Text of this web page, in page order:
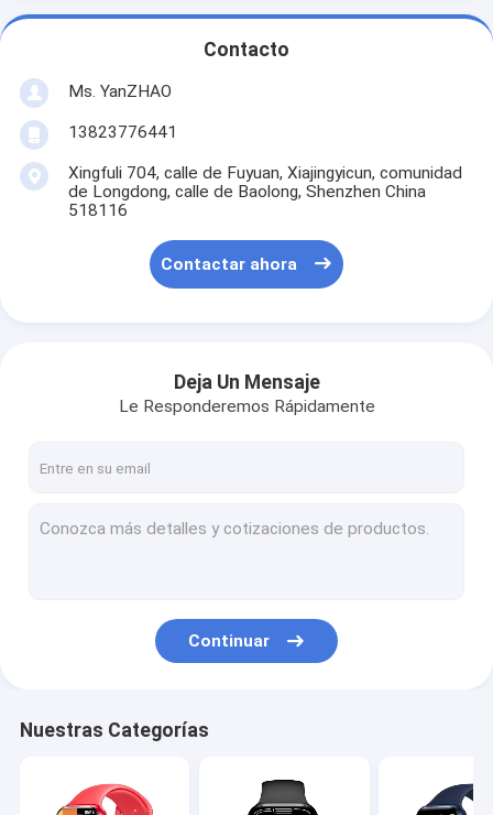
Contacto
Ms. YanZHAO
13823776441
Xingfuli 704, calle de Fuyuan, Xiajingyicun, comunidad
de Longdong, calle de Baolong, Shenzhen China
518116
Contactar ahora
Deja Un Mensaje
Le Responderemos Rápidamente
Continuar
Nuestras Categorías